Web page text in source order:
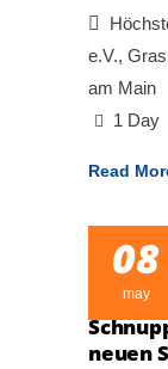
e.V.,
am Main
1 Day
Read
08
may
Grand
neuen